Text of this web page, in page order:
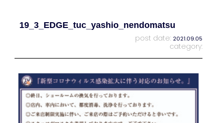
19_3_EDGE_tuc_yashio_nendomatsu
post date: 2021.09.05
category: